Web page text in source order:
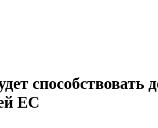
способствовать
ЕС